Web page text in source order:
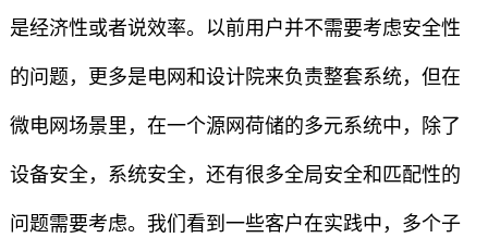
是经济性或者说效率。以前用户并不需要考虑安全性
的问题，更多是电网和设计院来负责整套系统，但在
微电网场景里，在一个源网荷储的多元系统中，除了
设备安全，系统安全，还有很多全局安全和匹配性的
问题需要考虑。我们看到一些客户在实践中，多个子